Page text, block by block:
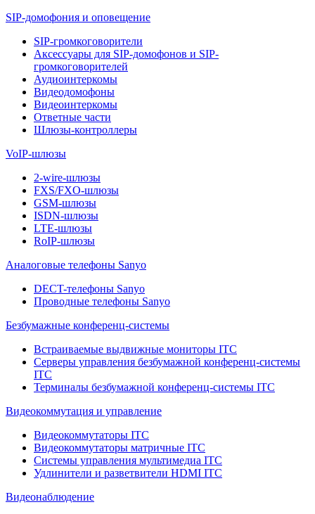
SIP-домофония и оповещение
SIP-громкоговорители
Аксессуары для SIP-домофонов и SIP-
громкоговорителей
Аудиоинтеркомы
Видеодомофоны
Видеоинтеркомы
Ответные части
Шлюзы-контроллеры
VoIP-шлюзы
2-wire-шлюзы
FXS/FXO-шлюзы
GSM-шлюзы
ISDN-шлюзы
LTE-шлюзы
RoIP-шлюзы
Аналоговые телефоны Sanyo
DECT-телефоны Sanyo
Проводные телефоны Sanyo
Безбумажные конференц-системы
Встраиваемые выдвижные мониторы ITC
Серверы управления безбумажной конференц-системы
ITC
Терминалы безбумажной конференц-системы ITC
Видеокоммутация и управление
Видеокоммутаторы ITC
Видеокоммутаторы матричные ITC
Системы управления мультимедиа ITC
Удлинители и разветвители HDMI ITC
Видеонаблюдение